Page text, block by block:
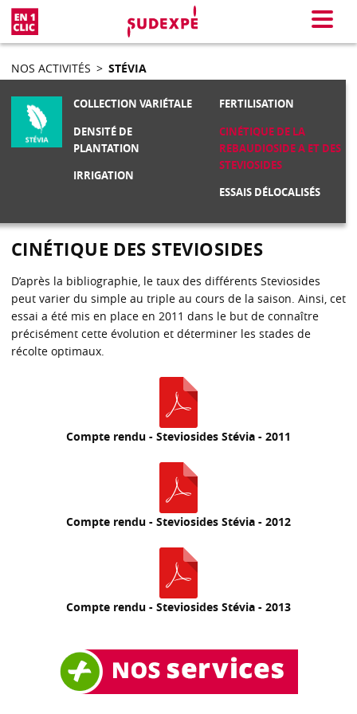
Menu
NOS ACTIVITÉS > STÉVIA
COLLECTION VARIÉTALE
DENSITÉ DE
PLANTATION
IRRIGATION
FERTILISATION
CINÉTIQUE DE LA
REBAUDIOSIDE A ET DES
STEVIOSIDES
ESSAIS DÉLOCALISÉS
CINÉTIQUE DES STEVIOSIDES
D’après la bibliographie, le taux des différents Steviosides
peut varier du simple au triple au cours de la saison. Ainsi, cet
essai a été mis en place en 2011 dans le but de connaître
précisément cette évolution et déterminer les stades de
récolte optimaux.
Compte rendu - Steviosides Stévia - 2011
Compte rendu - Steviosides Stévia - 2012
Compte rendu - Steviosides Stévia - 2013